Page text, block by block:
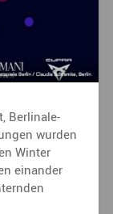
Berlinale-
wurden
Winter
einander